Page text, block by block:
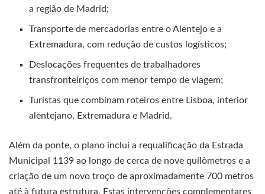
a região de Madrid;
Transporte de mercadorias entre o Alentejo e a
Extremadura, com redução de custos logísticos;
Deslocações frequentes de trabalhadores
transfronteiriços com menor tempo de viagem;
Turistas que combinam roteiros entre Lisboa, interior
alentejano, Extremadura e Madrid.
Além da ponte, o plano inclui a requalificação da Estrada
Municipal 1139 ao longo de cerca de nove quilômetros e a
criação de um novo troço de aproximadamente 700 metros
até à futura estrutura. Estas intervenções complementares